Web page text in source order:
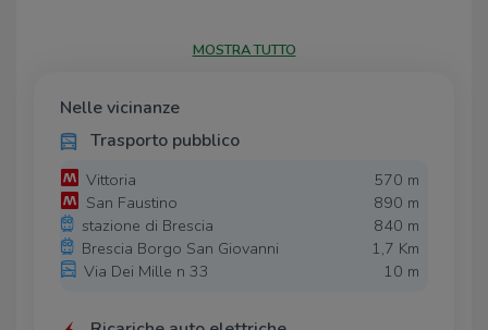
della quota fissa del riscaldamento e raffrescamento
presente altresì l'allacciamento per la fibra.
Ideale per attività professionali.
CANONE SOGGETTO AD IVA.
MOSTRA TUTTO
Nelle vicinanze
Trasporto pubblico
Vittoria
570 m
San Faustino
890 m
stazione di Brescia
840 m
Brescia Borgo San Giovanni
1,7 Km
Via Dei Mille n 33
10 m